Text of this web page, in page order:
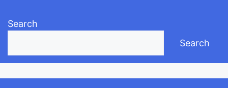
Search
Search